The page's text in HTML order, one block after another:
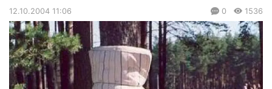
12.10.2004 11:06 0 1536